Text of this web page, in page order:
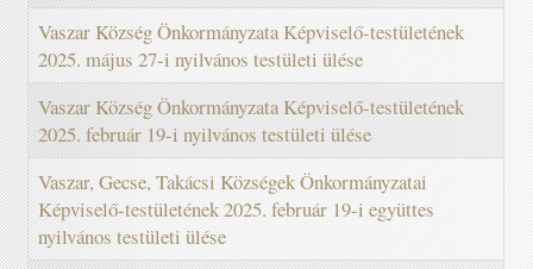
Vaszar Község Önkormányzata Képviselő-testületének
2025. május 27-i nyilvános testületi ülése
Vaszar Község Önkormányzata Képviselő-testületének
2025. február 19-i nyilvános testületi ülése
Vaszar, Gecse, Takácsi Községek Önkormányzatai
Képviselő-testületének 2025. február 19-i együttes
nyilvános testületi ülése